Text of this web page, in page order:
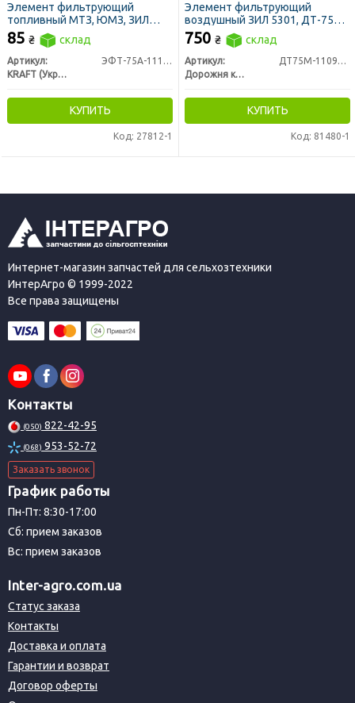
Элемент фильтрующий
топливный МТЗ, ЮМЗ, ЗИЛ
5301 Т-40 тонкой очистки
метал. (Феникс, Украина)
85 ₴ склад
Артикул:
ЭФТ-75А-1117040
KRAFT (Украина)
КУПИТЬ
Код: 27812-1
Элемент фильтрующий
воздушный ЗИЛ 5301, ДТ-75
(ДК)
750 ₴ склад
Артикул:
ДТ75М-1109560
Дорожня карта
КУПИТЬ
Код: 81480-1
Интернет-магазин запчастей для сельхозтехники
ИнтерАгро © 1999-2022
Все права защищены
Контакты
(050) 822-42-95
(068) 953-52-72
Заказать звонок
График работы
Пн-Пт: 8:30-17:00
Сб: прием заказов
Вс: прием заказов
Inter-agro.com.ua
Статус заказа
Контакты
Доставка и оплата
Гарантии и возврат
Договор оферты